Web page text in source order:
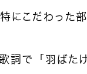
こだわった部
歌詞で「羽ば